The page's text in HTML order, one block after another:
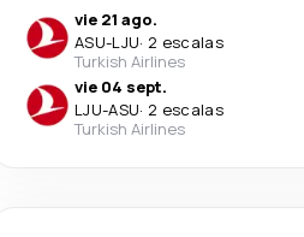
vie 21 ago.
ASU-LJU· 2 escalas
Turkish Airlines
vie 04 sept.
LJU-ASU· 2 escalas
Turkish Airlines